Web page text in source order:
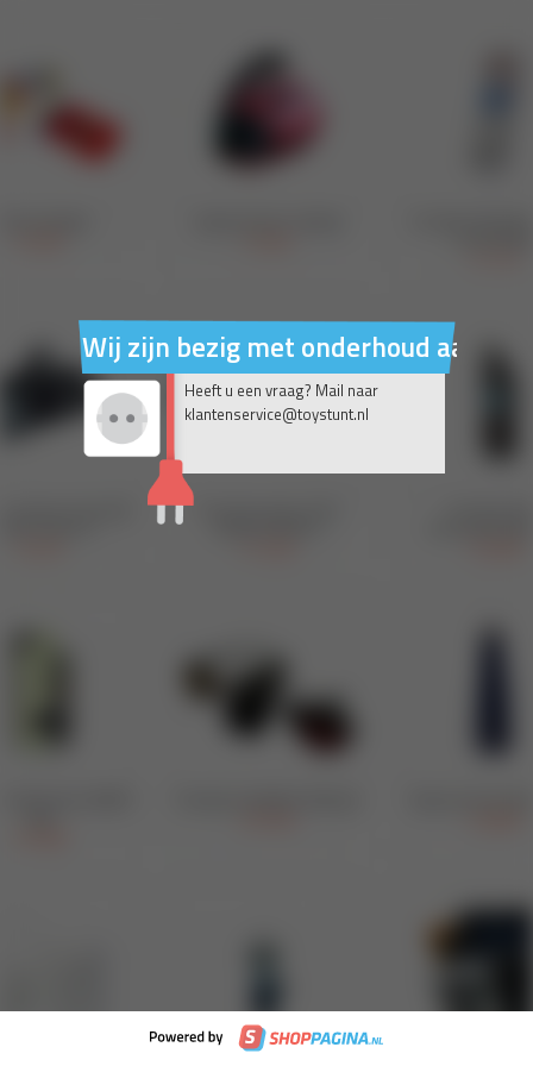
Wij zijn bezig met onderhoud aan
Heeft u een vraag? Mail naar
klantenservice@toystunt.nl